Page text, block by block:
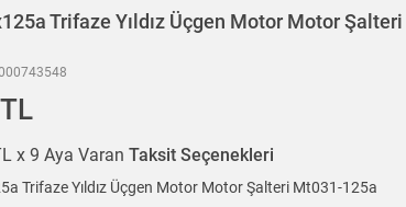
Trifaze Yıldız Üçgen Motor Motor
x 9 Aya Varan Taksit Seçenekleri
Trifaze Yıldız Üçgen Motor Motor Şalteri Mt031-125a